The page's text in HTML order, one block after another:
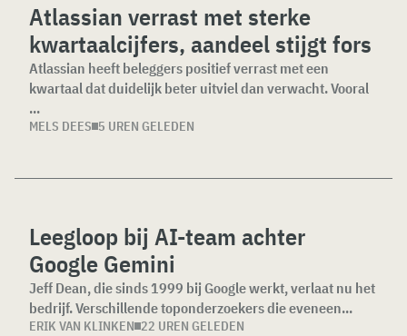
Atlassian verrast met sterke
kwartaalcijfers, aandeel stijgt fors
Atlassian heeft beleggers positief verrast met een
kwartaal dat duidelijk beter uitviel dan verwacht. Vooral
...
MELS DEES 5 UREN GELEDEN
Leegloop bij AI-team achter
Google Gemini
Jeff Dean, die sinds 1999 bij Google werkt, verlaat nu het
bedrijf. Verschillende toponderzoekers die eveneen...
ERIK VAN KLINKEN 22 UREN GELEDEN